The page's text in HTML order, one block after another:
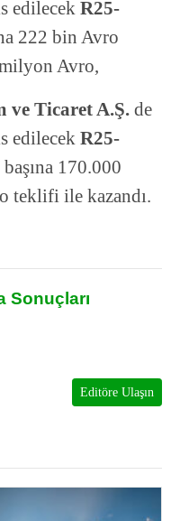
edilecek R25-
222 bin Avro
Avro,
ve Ticaret A.Ş. de
edilecek R25-
170.000
teklifi ile kazandı.
Sonuçları
Editöre Ulaşın